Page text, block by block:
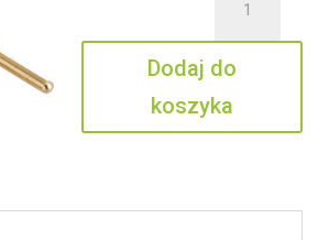
CIM2D
0.7
Dodaj do
koszyka